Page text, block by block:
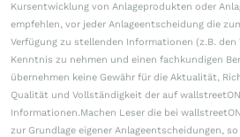
Kursentwicklung von Anlageprodukten oder
empfehlen, vor jeder Anlageentscheidung die
Verfügung zu stellenden Informationen (z.B.
Kenntnis zu nehmen und einen fachkundigen
übernehmen keine Gewähr für die Aktualität,
Qualität und Vollständigkeit der auf
Informationen.Machen Leser die bei
zur Grundlage eigener Anlageentscheidungen,